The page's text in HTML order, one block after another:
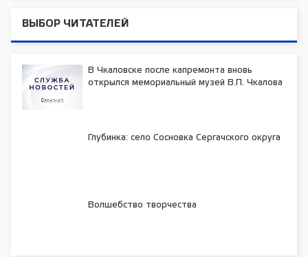
ВЫБОР ЧИТАТЕЛЕЙ
В Чкаловске после капремонта вновь
открылся мемориальный музей В.П. Чкалова
Глубинка: село Сосновка Сергачского округа
Волшебство творчества